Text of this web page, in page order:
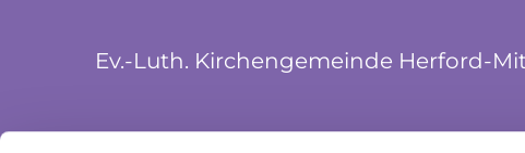
Ev.-Luth. Kirchengemeinde Herford-